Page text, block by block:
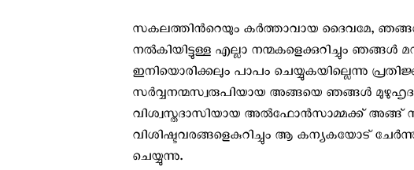
സകലത്തിന്‍റെയും കര്‍ത്താവായ ദൈവമേ,
നല്‍കിയിട്ടുള്ള എല്ലാ നന്മകളെക്കുറിച്ചും ഞങ്ങള്‍
ഇനിയൊരിക്കലും പാപം ചെയ്യുകയില്ലെന്നു
സര്‍വ്വനന്മസ്വരുപിയായ അങ്ങയെ ഞങ്ങള്‍
വിശ്വസ്തദാസിയായ അല്‍ഫോന്‍സാമ്മക്ക് അങ്ങ്
വിശിഷ്ടവരങ്ങളെകുറിച്ചും ആ കന്യകയോട്‌
ചെയ്യുന്നു.